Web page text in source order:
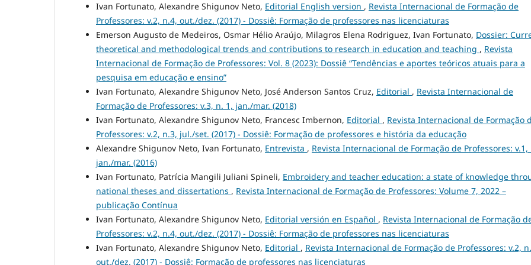
Ivan Fortunato, Alexandre Shigunov Neto, Editorial English version , Revista Internacional de Formação de
Professores: v.2, n.4, out./dez. (2017) - Dossiê: Formação de professores nas licenciaturas
Emerson Augusto de Medeiros, Osmar Hélio Araújo, Milagros Elena Rodriguez, Ivan Fortunato, Dossier:
theoretical and methodological trends and contributions to research in education and teaching , Revista
Internacional de Formação de Professores: Vol. 8 (2023): Dossiê “Tendências e aportes teóricos atuais para a
pesquisa em educação e ensino”
Ivan Fortunato, Alexandre Shigunov Neto, José Anderson Santos Cruz, Editorial , Revista Internacional de
Formação de Professores: v.3, n. 1, jan./mar. (2018)
Ivan Fortunato, Alexandre Shigunov Neto, Francesc Imbernon, Editorial , Revista Internacional de Formação
Professores: v.2, n.3, jul./set. (2017) - Dossiê: Formação de professores e história da educação
Alexandre Shigunov Neto, Ivan Fortunato, Entrevista , Revista Internacional de Formação de Professores: v.1,
jan./mar. (2016)
Ivan Fortunato, Patrícia Mangili Juliani Spineli, Embroidery and teacher education: a state of knowledge
national theses and dissertations , Revista Internacional de Formação de Professores: Volume 7, 2022 –
publicação Contínua
Ivan Fortunato, Alexandre Shigunov Neto, Editorial versión en Español , Revista Internacional de Formação
Professores: v.2, n.4, out./dez. (2017) - Dossiê: Formação de professores nas licenciaturas
Ivan Fortunato, Alexandre Shigunov Neto, Editorial , Revista Internacional de Formação de Professores: v.2,
out./dez. (2017) - Dossiê: Formação de professores nas licenciaturas